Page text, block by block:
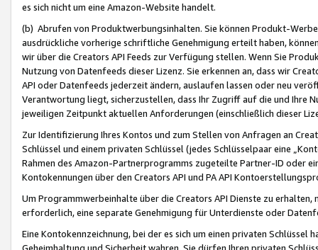
es sich nicht um eine Amazon-Website handelt.
(b) Abrufen von Produktwerbungsinhalten. Sie können Produkt-
ausdrückliche vorherige schriftliche Genehmigung erteilt haben,
wir über die Creators API Feeds zur Verfügung stellen. Wenn Sie
Nutzung von Datenfeeds dieser Lizenz. Sie erkennen an, dass wir
API oder Datenfeeds jederzeit ändern, auslaufen lassen oder neu
Verantwortung liegt, sicherzustellen, dass Ihr Zugriff auf die und Ihre
jeweiligen Zeitpunkt aktuellen Anforderungen (einschließlich dieser
Zur Identifizierung Ihres Kontos und zum Stellen von Anfragen an
Schlüssel und einem privaten Schlüssel (jedes Schlüsselpaar eine
Rahmen des Amazon-Partnerprogramms zugeteilte Partner-ID oder
Kontokennungen über den Creators API und PA API
Um Programmwerbeinhalte über die Creators API Dienste zu
erforderlich, eine separate Genehmigung für Unterdienste oder
Eine Kontokennzeichnung, bei der es sich um einen privaten
Geheimhaltung und Sicherheit wahren. Sie dürfen Ihren privaten